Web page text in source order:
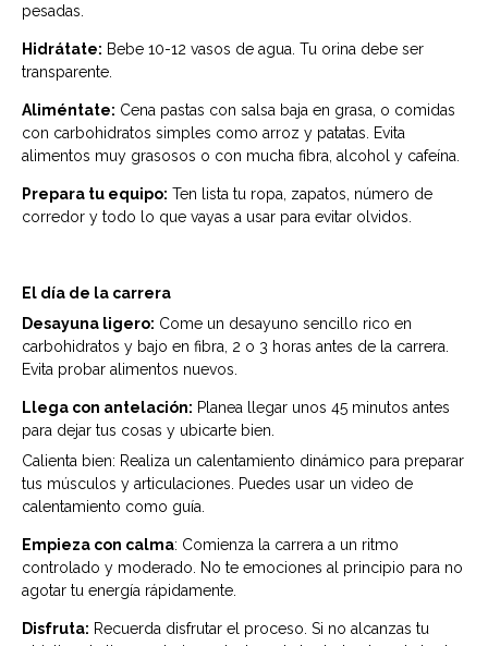
pesadas.
Hidrátate: Bebe 10-12 vasos de agua. Tu orina debe ser
transparente.
Aliméntate: Cena pastas con salsa baja en grasa, o comidas
con carbohidratos simples como arroz y patatas. Evita
alimentos muy grasosos o con mucha fibra, alcohol y cafeína.
Prepara tu equipo: Ten lista tu ropa, zapatos, número de
corredor y todo lo que vayas a usar para evitar olvidos.
El día de la carrera
Desayuna ligero: Come un desayuno sencillo rico en
carbohidratos y bajo en fibra, 2 o 3 horas antes de la carrera.
Evita probar alimentos nuevos.
Llega con antelación: Planea llegar unos 45 minutos antes
para dejar tus cosas y ubicarte bien.
Calienta bien: Realiza un calentamiento dinámico para preparar
tus músculos y articulaciones. Puedes usar un video de
calentamiento como guía.
Empieza con calma: Comienza la carrera a un ritmo
controlado y moderado. No te emociones al principio para no
agotar tu energía rápidamente.
Disfruta: Recuerda disfrutar el proceso. Si no alcanzas tu